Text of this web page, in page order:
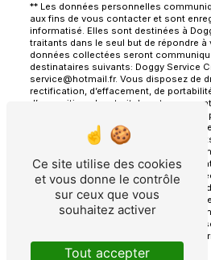
** Les données personnelles
aux fins de vous contacter et sont
informatisé. Elles sont destinées à
traitants dans le seul but de répondre à
données collectées seront
destinataires suivants: Doggy Service
service@hotmail.fr. Vous disposez de
rectification, d’effacement, de
d’opposition, de retrait de votre
du droit d’introduire une réclamation
contrôle, ainsi que d’organiser le sort
mortem. Vous pouvez exercer ces
l'adresse Craon ou par courrier
service@hotmail.fr. Un justificatif
demandé. Nous conservons vos
prise de contact puis pendant la durée
fins probatoires et de gestion des
de vous inscrire sur la liste
téléphonique, disponible à cette
Consultez le site cnil.fr pour plus
Ce site utilise des cookies
et vous donne le contrôle
sur ceux que vous
souhaitez activer
Tout accepter